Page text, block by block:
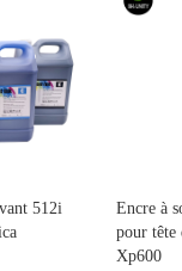
512i
Encre à
pour tête
Xp600